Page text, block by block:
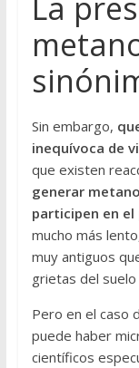
La
Sin embargo,
inequívoca de
que existen
generar
participen en el
mucho más
muy antiguos
grietas del suelo
Pero en el caso
puede haber
científicos